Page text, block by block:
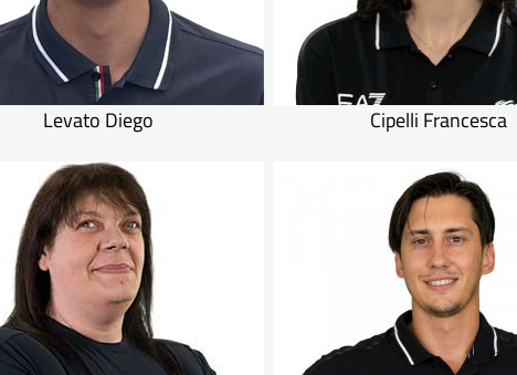
Levato Diego Cipelli Francesca